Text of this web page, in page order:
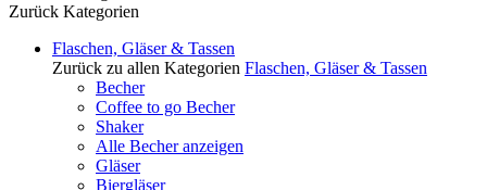
Zurück Kategorien
Flaschen, Gläser & Tassen
Zurück zu allen Kategorien Flaschen, Gläser & Tassen
Becher
Coffee to go Becher
Shaker
Alle Becher anzeigen
Gläser
Biergläser